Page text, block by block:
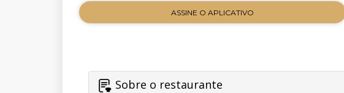
ASSINE O APLICATIVO
Sobre o restaurante